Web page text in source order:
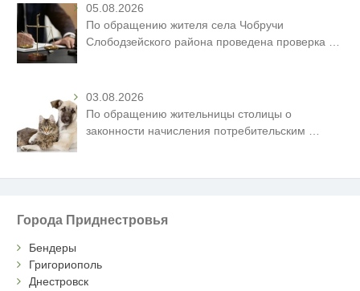
05.08.2026
По обращению жителя села Чобручи
Слободзейского района проведена проверка
03.08.2026
По обращению жительницы столицы о
законности начисления потребительским
Города Приднестровья
Бендеры
Григориополь
Днестровск